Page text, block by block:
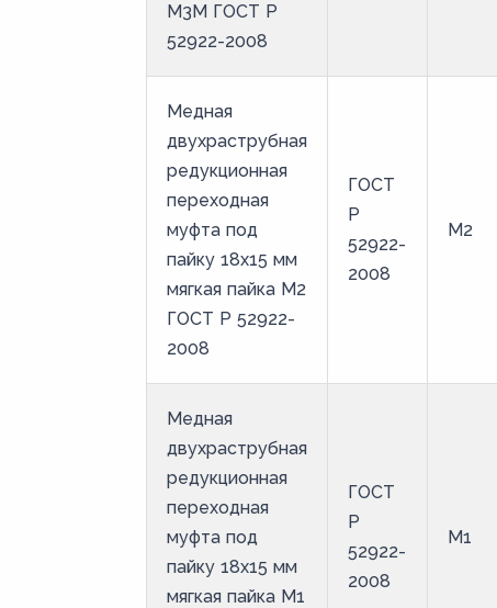
М3М ГОСТ Р
52922-2008
Медная
двухраструбная
редукционная
переходная
муфта под
пайку 18х15 мм
мягкая пайка М2
ГОСТ Р 52922-
2008
ГОСТ
Р
52922-
2008
М2
Медная
двухраструбная
редукционная
переходная
муфта под
пайку 18х15 мм
мягкая пайка М1
ГОСТ
Р
52922-
2008
М1